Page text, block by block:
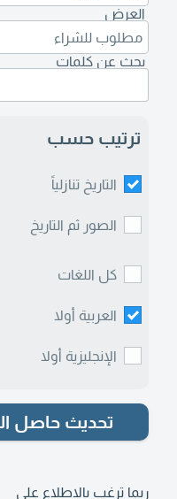
العرض
مطلوب للشراء
بحث عن كلمات
ترتيب حسب
التاريخ تنازلياً
الصور ثم التاريخ
كل اللغات
العربية أولا
الإنجليزية أولا
تحديث حاصل
ربما ترغب بالاطلاع على